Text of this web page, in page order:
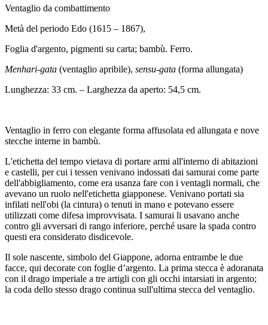
Ventaglio da combattimento
Metà del periodo Edo (1615 – 1867),
Foglia d'argento, pigmenti su carta; bambù. Ferro.
Menhari-gata (ventaglio apribile), sensu-gata (forma allungata)
Lunghezza: 33 cm. – Larghezza da aperto: 54,5 cm.
Ventaglio in ferro con elegante forma affusolata ed allungata e nove
stecche interne in bambù.
L'etichetta del tempo vietava di portare armi all'interno di abitazioni
e castelli, per cui i tessen venivano indossati dai samurai come parte
dell'abbigliamento, come era usanza fare con i ventagli normali, che
avevano un ruolo nell'etichetta giapponese. Venivano portati sia
infilati nell'obi (la cintura) o tenuti in mano e potevano essere
utilizzati come difesa improvvisata. I samurai li usavano anche
contro gli avversari di rango inferiore, perché usare la spada contro
questi era considerato disdicevole.
Il sole nascente, simbolo del Giappone, adorna entrambe le due
facce, qui decorate con foglie d’argento. La prima stecca è adoranata
con il drago imperiale a tre artigli con gli occhi intarsiati in argento;
la coda dello stesso drago continua sull'ultima stecca del ventaglio.